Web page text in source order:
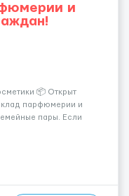
и
📦 Открыт
парфюмерии и
пары. Если
тяжелая. Нужно